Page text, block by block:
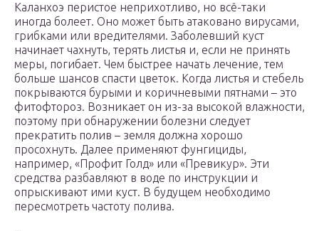
Каланхоэ перистое неприхотливо, но всё-таки
иногда болеет. Оно может быть атаковано вирусами,
грибками или вредителями. Заболевший куст
начинает чахнуть, терять листья и, если не принять
меры, погибает. Чем быстрее начать лечение, тем
больше шансов спасти цветок. Когда листья и стебель
покрываются бурыми и коричневыми пятнами – это
фитофтороз. Возникает он из-за высокой влажности,
поэтому при обнаружении болезни следует
прекратить полив – земля должна хорошо
просохнуть. Далее применяют фунгициды,
например, «Профит Голд» или «Превикур». Эти
средства разбавляют в воде по инструкции и
опрыскивают ими куст. В будущем необходимо
пересмотреть частоту полива.